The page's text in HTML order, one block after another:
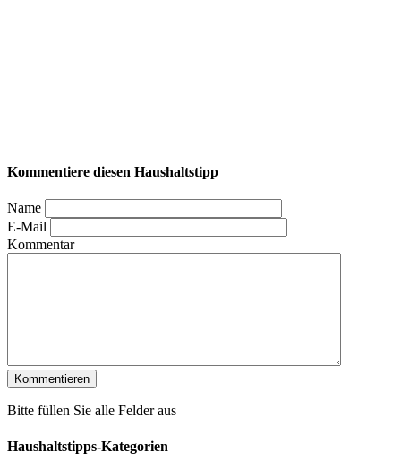
Kommentiere diesen Haushaltstipp
Name
E-Mail
Kommentar
Bitte füllen Sie alle Felder aus
Haushaltstipps-Kategorien